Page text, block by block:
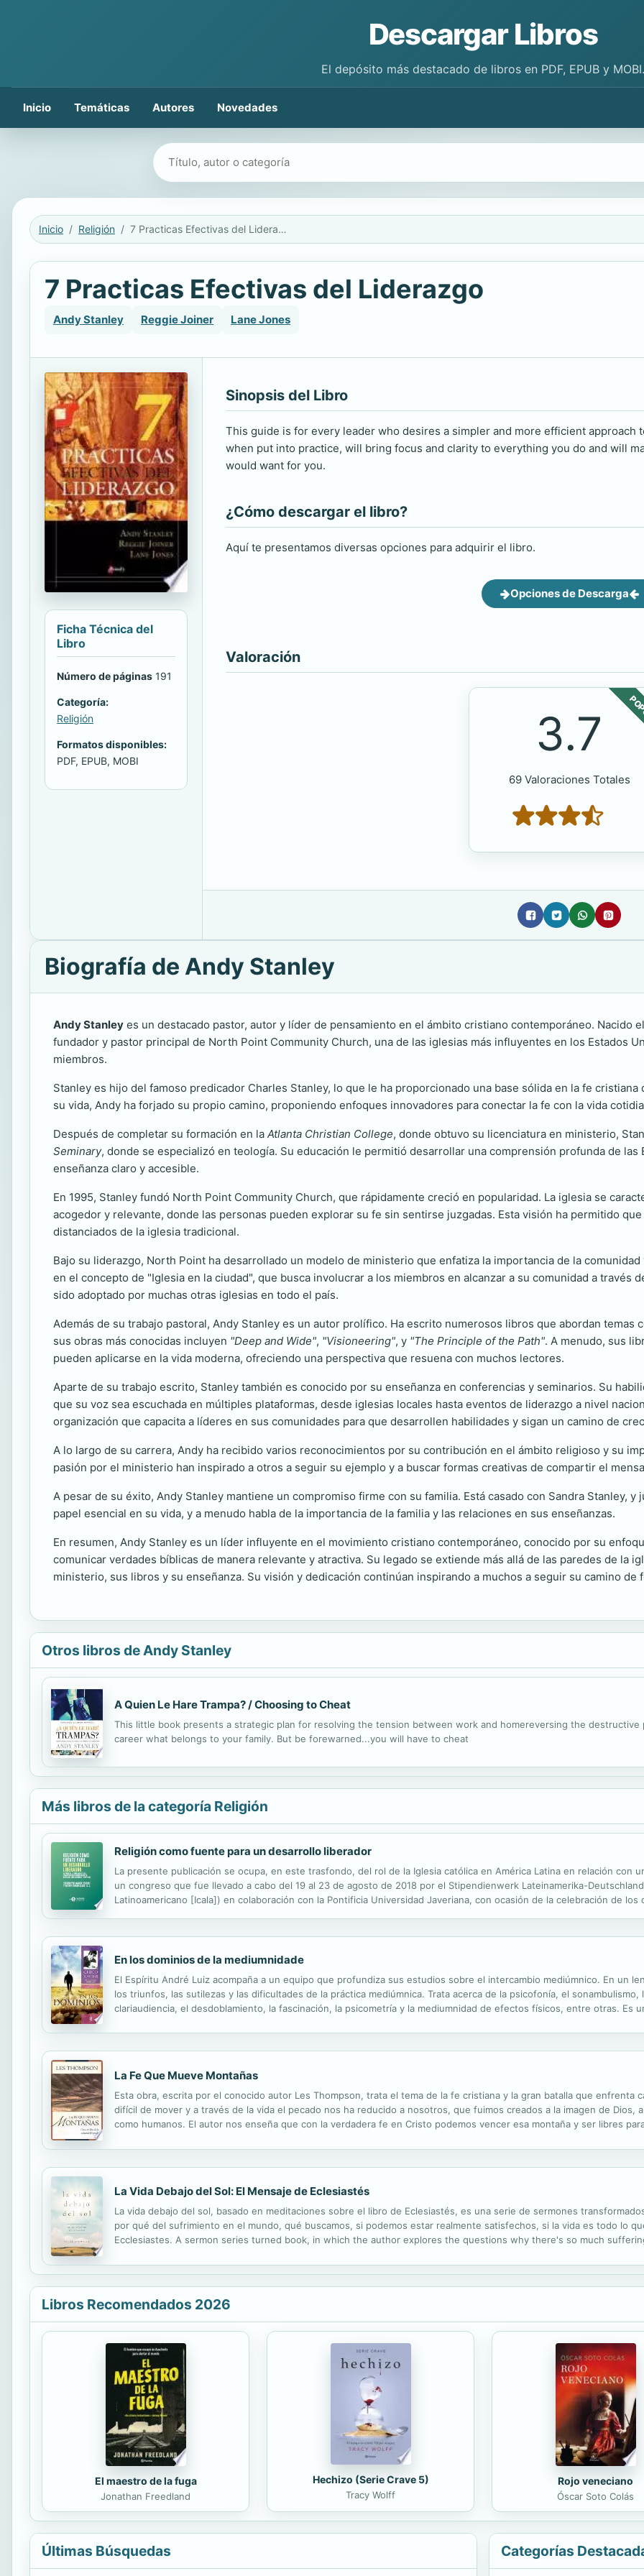
Descargar Libros
El depósito más destacado de libros en PDF, EPUB y MOBI.
Inicio Temáticas Autores Novedades
Buscar libros
Inicio Religión 7 Practicas Efectivas del Liderazgo
7 Practicas Efectivas del Liderazgo
Andy Stanley Reggie Joiner Lane Jones
Ficha Técnica del
Libro
Número de páginas 191
Categoría:
Religión
Formatos disponibles:
PDF, EPUB, MOBI
Sinopsis del Libro
This guide is for every leader who desires a simpler and more efficient
when put into practice, will bring focus and clarity to everything you do and will
would want for you.
¿Cómo descargar el libro?
Aquí te presentamos diversas opciones para adquirir el libro.
Opciones de Descarga
Valoración
3.7
69 Valoraciones Totales
Biografía de Andy Stanley
Andy Stanley es un destacado pastor, autor y líder de pensamiento en el ámbito cristiano contemporáneo. Nacido
fundador y pastor principal de North Point Community Church, una de las iglesias más influyentes en los Estados
miembros.
Stanley es hijo del famoso predicador Charles Stanley, lo que le ha proporcionado una base sólida en la fe
su vida, Andy ha forjado su propio camino, proponiendo enfoques innovadores para conectar la fe con la vida
Después de completar su formación en la Atlanta Christian College, donde obtuvo su licenciatura en ministerio,
Seminary, donde se especializó en teología. Su educación le permitió desarrollar una comprensión profunda de
enseñanza claro y accesible.
En 1995, Stanley fundó North Point Community Church, que rápidamente creció en popularidad. La iglesia se
acogedor y relevante, donde las personas pueden explorar su fe sin sentirse juzgadas. Esta visión ha permitido
distanciados de la iglesia tradicional.
Bajo su liderazgo, North Point ha desarrollado un modelo de ministerio que enfatiza la importancia de la
en el concepto de "Iglesia en la ciudad", que busca involucrar a los miembros en alcanzar a su comunidad a través
sido adoptado por muchas otras iglesias en todo el país.
Además de su trabajo pastoral, Andy Stanley es un autor prolífico. Ha escrito numerosos libros que abordan temas
sus obras más conocidas incluyen "Deep and Wide", "Visioneering", y "The Principle of the Path". A menudo, sus
pueden aplicarse en la vida moderna, ofreciendo una perspectiva que resuena con muchos lectores.
Aparte de su trabajo escrito, Stanley también es conocido por su enseñanza en conferencias y seminarios. Su
que su voz sea escuchada en múltiples plataformas, desde iglesias locales hasta eventos de liderazgo a nivel
organización que capacita a líderes en sus comunidades para que desarrollen habilidades y sigan un camino de
A lo largo de su carrera, Andy ha recibido varios reconocimientos por su contribución en el ámbito religioso y su
pasión por el ministerio han inspirado a otros a seguir su ejemplo y a buscar formas creativas de compartir el
A pesar de su éxito, Andy Stanley mantiene un compromiso firme con su familia. Está casado con Sandra Stanley,
papel esencial en su vida, y a menudo habla de la importancia de la familia y las relaciones en sus enseñanzas.
En resumen, Andy Stanley es un líder influyente en el movimiento cristiano contemporáneo, conocido por su
comunicar verdades bíblicas de manera relevante y atractiva. Su legado se extiende más allá de las paredes de la
ministerio, sus libros y su enseñanza. Su visión y dedicación continúan inspirando a muchos a seguir su camino de
Otros libros de Andy Stanley
A Quien Le Hare Trampa? / Choosing to Cheat
This little book presents a strategic plan for resolving the tension between work and homereversing the
career what belongs to your family. But be forewarned...you will have to cheat
Más libros de la categoría Religión
Religión como fuente para un desarrollo liberador
La presente publicación se ocupa, en este trasfondo, del rol de la Iglesia católica en América Latina en relación con
un congreso que fue llevado a cabo del 19 al 23 de agosto de 2018 por el Stipendienwerk Lateinamerika-
Latinoamericano [Icala]) en colaboración con la Pontificia Universidad Javeriana, con ocasión de la celebración de
En los dominios de la mediumnidade
El Espíritu André Luiz acompaña a un equipo que profundiza sus estudios sobre el intercambio mediúmnico. En un
los triunfos, las sutilezas y las dificultades de la práctica mediúmnica. Trata acerca de la psicofonía, el sonambulismo,
clariaudiencia, el desdoblamiento, la fascinación, la psicometría y la mediumnidad de efectos físicos, entre otras. Es
La Fe Que Mueve Montañas
Esta obra, escrita por el conocido autor Les Thompson, trata el tema de la fe cristiana y la gran batalla que enfrenta
difícil de mover y a través de la vida el pecado nos ha reducido a nosotros, que fuimos creados a la imagen de Dios,
como humanos. El autor nos enseña que con la verdadera fe en Cristo podemos vencer esa montaña y ser libres
La Vida Debajo del Sol: El Mensaje de Eclesiastés
La vida debajo del sol, basado en meditaciones sobre el libro de Eclesiastés, es una serie de sermones
por qué del sufrimiento en el mundo, qué buscamos, si podemos estar realmente satisfechos, si la vida es todo lo
Ecclesiastes. A sermon series turned book, in which the author explores the questions why there's so much
Libros Recomendados 2026
El maestro de la fuga
Jonathan Freedland
Hechizo (Serie Crave 5)
Tracy Wolff
Rojo veneciano
Óscar Soto Colás
Últimas Búsquedas Categorías